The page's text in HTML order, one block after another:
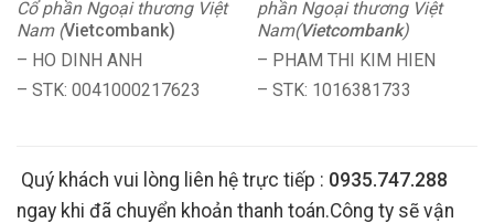
Cổ phần Ngoại thương Việt
Nam (Vietcombank)
– HO DINH ANH
– STK: 0041000217623
phần Ngoại thương Việt
Nam(Vietcombank)
– PHAM THI KIM HIEN
– STK: 1016381733
Quý khách vui lòng liên hệ trực tiếp : 0935.747.288
ngay khi đã chuyển khoản thanh toán.Công ty sẽ vận